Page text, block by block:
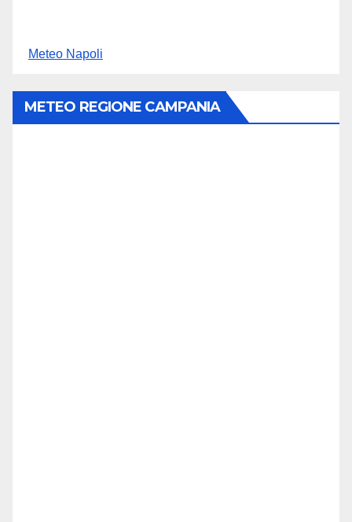
Meteo Napoli
METEO REGIONE CAMPANIA